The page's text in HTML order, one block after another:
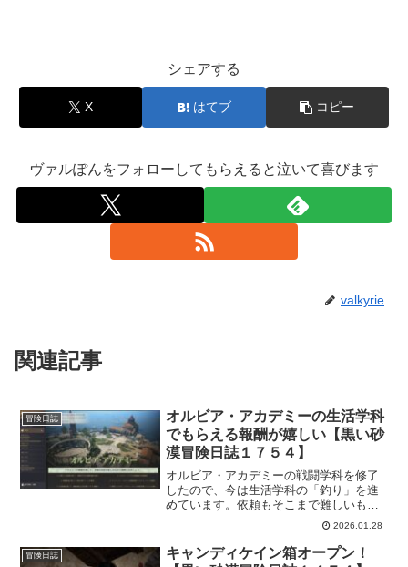
シェアする
X はてブ コピー
ヴァルぽんをフォローしてもらえると泣いて喜びます
valkyrie
関連記事
冒険日誌
オルビア・アカデミーの生活学科
でもらえる報酬が嬉しい【黒い砂
漠冒険日誌１７５４】
オルビア・アカデミーの戦闘学科を修了
したので、今は生活学科の「釣り」を進
めています。依頼もそこまで難しいもの
ではなく進めやすい。その上、家門報酬
が美味しいと感じるので進めてて楽しい
です。もちろんアカデミーパスも忘れず
に！
2026.01.28
冒険日誌
キャンディケイン箱オープン！